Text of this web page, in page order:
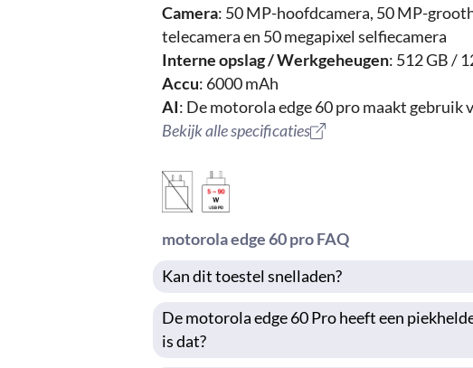
Camera: 50 MP-hoofdcamera, 50 MP-
telecamera en 50 megapixel selfiecamera
Interne opslag / Werkgeheugen: 512 GB /
Accu: 6000 mAh
AI: De motorola edge 60 pro maakt gebruik
Bekijk alle specificaties
motorola edge 60 pro FAQ
Kan dit toestel snelladen?
De motorola edge 60 Pro heeft een
is dat?